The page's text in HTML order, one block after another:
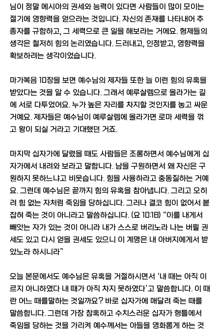
님이 정말 메시아의 권세와 능력이 있다면 사람들이 많이 모이는
절기에 영향력을 얻으라는 것입니다. 자신의 존재를 나타내어 추
종자를 규합하고, 그 세력으로 큰 일을 해보라는 거에요. 형제들의
생각은 철저히 힘의 논리였습니다. 드러내고, 인정받고, 영향력을
확보하려는 생각이었습니다.
마가복음 10장을 보면 예수님의 제자들 또한 늘 이런 힘의 유혹을
받았다는 것을 알 수 있습니다. 그래서 예루살렘으로 올라가는 길
에 서로 다투었어요. 누가 높은 자리를 차지할 것인지를 놓고 싸운
거예요. 제자들은 예수님이 예루살렘에 올라가면 로마 세력을 꺾
고 왕이 되실 거라고 기대했던 거죠.
마지막 십자가에 달렸을 때도 사람들은 조롱하면서 예수님에게 십
자가에서 내려와 보라고 말합니다. 남을 구원하면서 왜 자신은 구
원하지 못하느냐고 비웃습니다. 힘을 사용하라고 충동질하는 거예
요. 그런데 예수님은 끝까지 힘의 유혹을 참아냅니다. 그리고 오히
려 힘 없는 자처럼 죽임을 당하십니다. 그러나 결코 힘이 없어서 붙
잡혀 죽는 것이 아니라고 말씀하십니다. (요 10:18) “이를 내게서
빼앗는 자가 있는 것이 아니라 내가 스스로 버리노라 나는 버릴 권
세도 있고 다시 얻을 권세도 있으니 이 계명은 내 아버지에게서 받
았노라 하시니라”
오늘 본문에서도 예수님은 유혹을 거절하시면서 ‘내 때는 아직 이
르지 아니하였다 내 때가 아직 차지 못하였다’고 말씀합니다. 이 때
란 어느 때를말하는 것일까요? 바로 십자가에 매달려 죽는 때를
말씀합니다. 그런데 가장 참혹하고 수치스러운 십자가 형틀에서
죽임을 당하는 것을 가리켜 예수께서는 아들을 영화롭게 하는 것